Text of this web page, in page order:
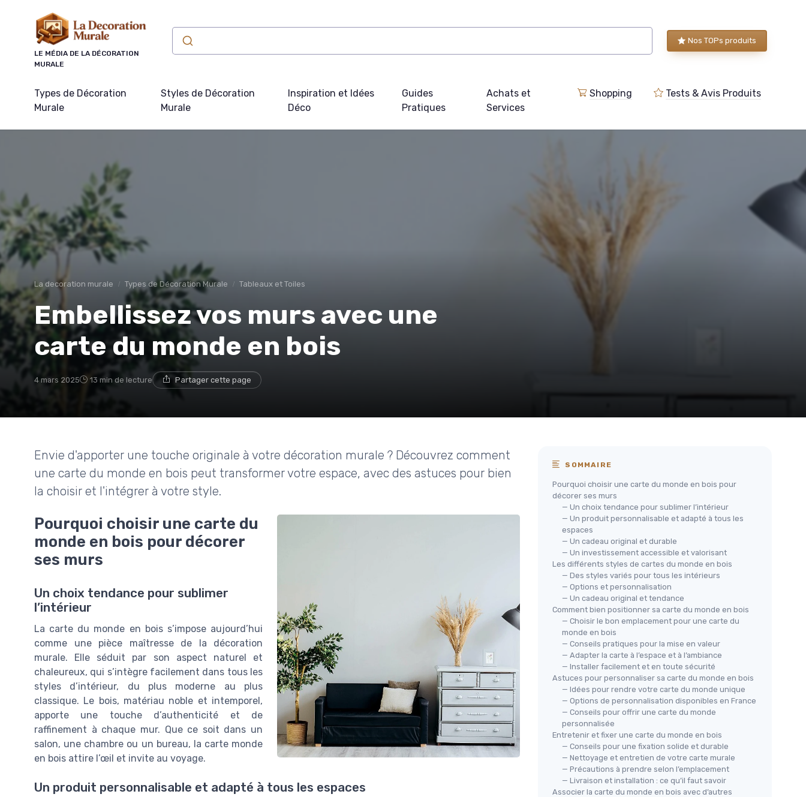
LE MÉDIA DE LA DÉCORATION
MURALE
Nos TOPs produits
Types de Décoration
Murale
Styles de Décoration
Murale
Inspiration et Idées
Déco
Guides
Pratiques
Achats et
Services
Shopping Tests & Avis Produits
La decoration murale Types de Décoration Murale Tableaux et Toiles
Embellissez vos murs avec une
carte du monde en bois
4 mars 2025 13 min de lecture Partager cette page
Envie d'apporter une touche originale à votre décoration murale ? Découvrez comment
une carte du monde en bois peut transformer votre espace, avec des astuces pour bien
la choisir et l'intégrer à votre style.
Pourquoi choisir une carte du
monde en bois pour décorer
ses murs
Un choix tendance pour sublimer
l’intérieur
La carte du monde en bois s’impose aujourd’hui
comme une pièce maîtresse de la décoration
murale. Elle séduit par son aspect naturel et
chaleureux, qui s’intègre facilement dans tous les
styles d’intérieur, du plus moderne au plus
classique. Le bois, matériau noble et intemporel,
apporte une touche d’authenticité et de
raffinement à chaque mur. Que ce soit dans un
salon, une chambre ou un bureau, la carte monde
en bois attire l’œil et invite au voyage.
Un produit personnalisable et adapté à tous les espaces
SOMMAIRE
Pourquoi choisir une carte du monde en bois pour
décorer ses murs
— Un choix tendance pour sublimer l’intérieur
— Un produit personnalisable et adapté à tous les
espaces
— Un cadeau original et durable
— Un investissement accessible et valorisant
Les différents styles de cartes du monde en bois
— Des styles variés pour tous les intérieurs
— Options et personnalisation
— Un cadeau original et tendance
Comment bien positionner sa carte du monde en bois
— Choisir le bon emplacement pour une carte du
monde en bois
— Conseils pratiques pour la mise en valeur
— Adapter la carte à l’espace et à l’ambiance
— Installer facilement et en toute sécurité
Astuces pour personnaliser sa carte du monde en bois
— Idées pour rendre votre carte du monde unique
— Options de personnalisation disponibles en France
— Conseils pour offrir une carte du monde
personnalisée
Entretenir et fixer une carte du monde en bois
— Conseils pour une fixation solide et durable
— Nettoyage et entretien de votre carte murale
— Précautions à prendre selon l’emplacement
— Livraison et installation : ce qu’il faut savoir
Associer la carte du monde en bois avec d’autres